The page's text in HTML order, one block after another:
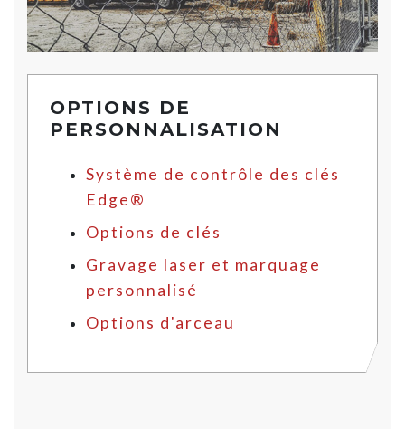
OPTIONS DE
PERSONNALISATION
Système de contrôle des clés
Edge®
Options de clés
Gravage laser et marquage
personnalisé
Options d'arceau